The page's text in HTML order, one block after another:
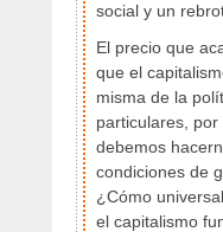
social y un
El precio que
que el
misma de la
particulares,
debemos
condiciones de
¿Cómo
el capitalismo